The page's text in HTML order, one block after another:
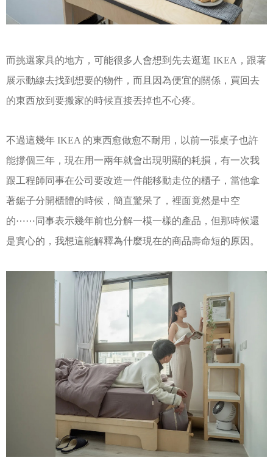
而挑選家具的地方，可能很多人會想到先去逛逛 IKEA，跟著
展示動線去找到想要的物件，而且因為便宜的關係，買回去
的東西放到要搬家的時候直接丟掉也不心疼。
不過這幾年 IKEA 的東西愈做愈不耐用，以前一張桌子也許
能撐個三年，現在用一兩年就會出現明顯的耗損，有一次我
跟工程師同事在公司要改造一件能移動走位的櫃子，當他拿
著鋸子分開櫃體的時候，簡直驚呆了，裡面竟然是中空
的⋯⋯同事表示幾年前也分解一模一樣的產品，但那時候還
是實心的，我想這能解釋為什麼現在的商品壽命短的原因。